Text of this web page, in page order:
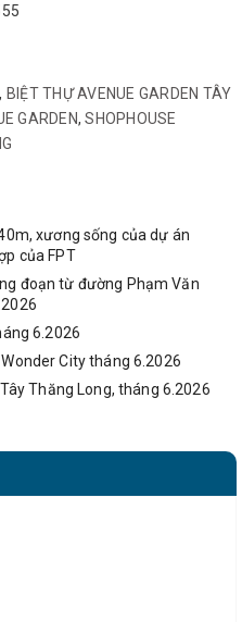
, BIỆT THỰ AVENUE GARDEN TÂY
GARDEN,SHOPHOUSE
xương sống của dự án
của FPT
đoạn từ đường Phạm Văn
6.2026
City tháng 6.2026
Thăng Long, tháng 6.2026